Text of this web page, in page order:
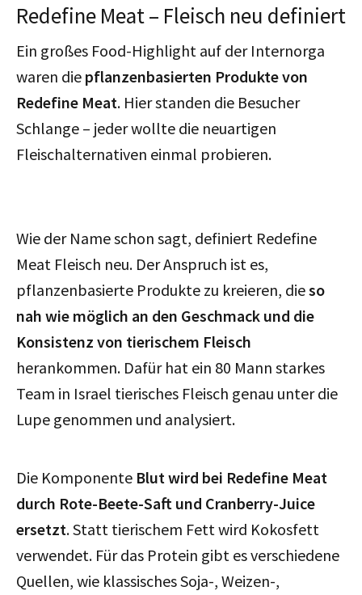
Redefine Meat – Fleisch neu definiert
Ein großes Food-Highlight auf der Internorga
waren die pflanzenbasierten Produkte von
Redefine Meat. Hier standen die Besucher
Schlange – jeder wollte die neuartigen
Fleischalternativen einmal probieren.
Wie der Name schon sagt, definiert Redefine
Meat Fleisch neu. Der Anspruch ist es,
pflanzenbasierte Produkte zu kreieren, dieso
nah wie möglich an den Geschmack und die
Konsistenz von tierischem Fleisch
herankommen. Dafür hat ein 80 Mann starkes
Team in Israel tierisches Fleisch genau unter die
Lupe genommen und analysiert.
Die Komponente Blut wird bei Redefine Meat
durch Rote-Beete-Saft und Cranberry-Juice
ersetzt. Statt tierischem Fett wird Kokosfett
verwendet. Für das Protein gibt es verschiedene
Quellen, wie klassisches Soja-, Weizen-,